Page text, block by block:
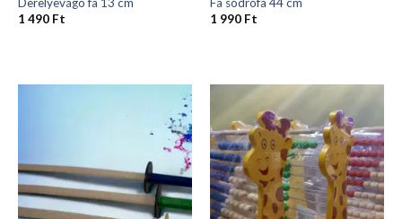
1 490 Ft
1 990 Ft